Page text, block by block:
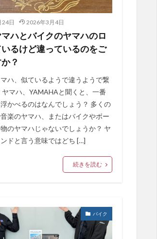
日 2026年3月4日
ハとバイクのヤマハのロ
るけど違っているのをご
？
ハ、似ているようで違うようで繋
ヤマハ、YAMAHAと聞くと、一番
かべるのはなんでしょう？ 多くの
楽のヤマハ、またはバイクやボー
物のヤマハじゃないでしょうか？ ヤ
ドと言う意味ではどち […]
続きを読む
バイク